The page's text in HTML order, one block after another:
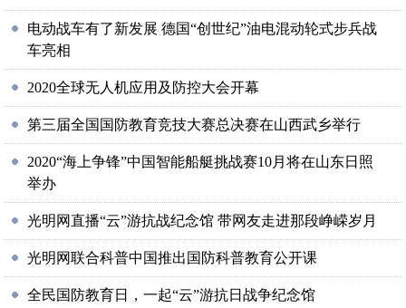
电动战车有了新发展 德国“创世纪”油电混动轮式步兵战
车亮相
2020全球无人机应用及防控大会开幕
第三届全国国防教育竞技大赛总决赛在山西武乡举行
2020“海上争锋”中国智能船艇挑战赛10月将在山东日照
举办
光明网直播“云”游抗战纪念馆 带网友走进那段峥嵘岁月
光明网联合科普中国推出国防科普教育公开课
全民国防教育日，一起“云”游抗日战争纪念馆